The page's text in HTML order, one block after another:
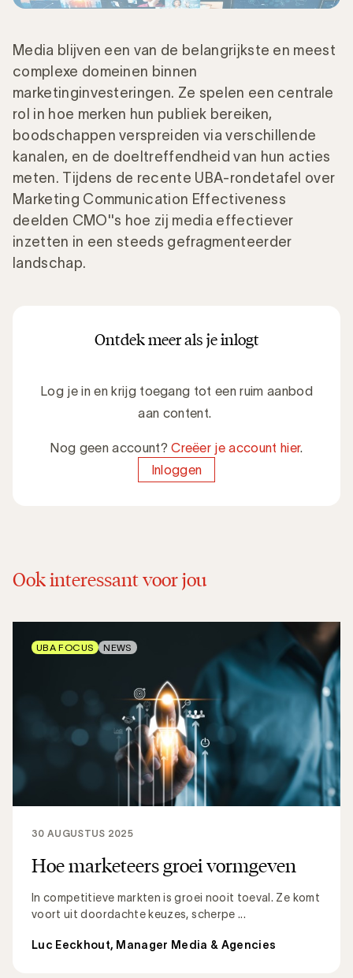
Media blijven een van de belangrijkste en meest
complexe domeinen binnen
marketinginvesteringen. Ze spelen een centrale
rol in hoe merken hun publiek bereiken,
boodschappen verspreiden via verschillende
kanalen, en de doeltreffendheid van hun acties
meten. Tijdens de recente UBA-rondetafel over
Marketing Communication Effectiveness
deelden CMO''s hoe zij media effectiever
inzetten in een steeds gefragmenteerder
landschap.
Ontdek meer als je inlogt
Log je in en krijg toegang tot een ruim aanbod
aan content.
Nog geen account?Creëer je account hier.
Inloggen
Ook interessant voor jou
Hoe marketeers groei vormgeven
In competitieve markten is groei nooit toeval. Ze komt
voort uit doordachte keuzes, scherpe ...
30 AUGUSTUS 2025
Luc Eeckhout, Manager Media & Agencies
UBA FOCUS NEWS